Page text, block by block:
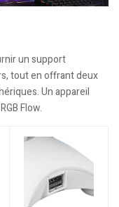
un support
tout en offrant deux
Un appareil
Flow.